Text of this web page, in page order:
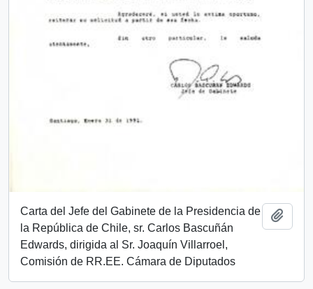
Carta del Jefe del Gabinete de la Presidencia de
la República de Chile, sr. Carlos Bascuñán
Edwards, dirigida al Sr. Joaquín Villarroel,
Comisión de RR.EE. Cámara de Diputados